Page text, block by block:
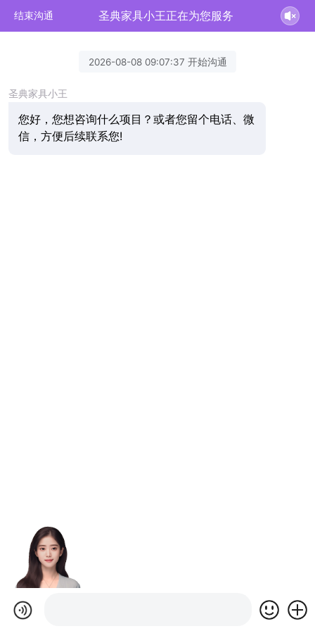
结束沟通 圣典家具小王正在为您服务
2026-08-08 09:07:37 开始沟通
圣典家具小王
您好，您想咨询什么项目？或者您留个电话、微
信，方便后续联系您!